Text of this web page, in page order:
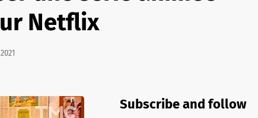
Netflix
Subscribe and follow